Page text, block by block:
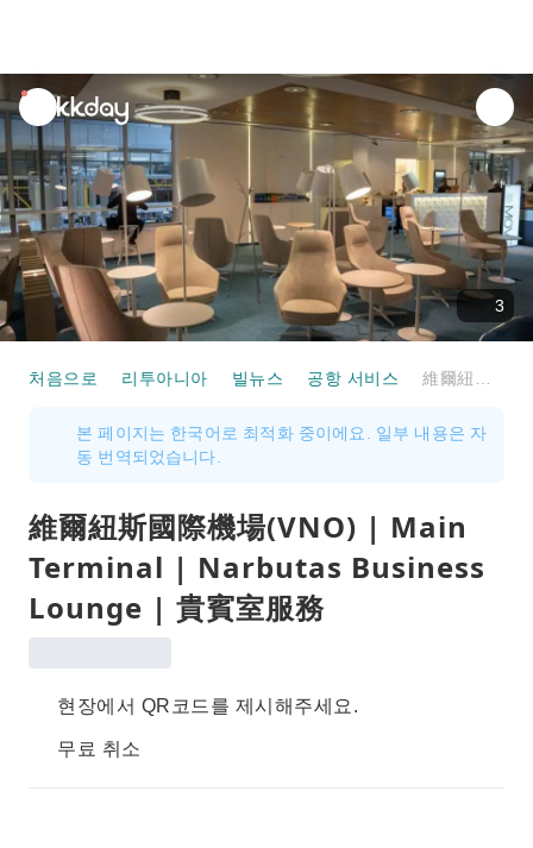
unread
notifications
3
처음으로 리투아니아 빌뉴스 공항 서비스
본 페이지는 한국어로 최적화 중이에요. 일부 내용은 자
동 번역되었습니다.
維爾紐斯國際機場(VNO) | Main
Terminal | Narbutas Business
Lounge | 貴賓室服務
현장에서 QR코드를 제시해주세요.
무료 취소